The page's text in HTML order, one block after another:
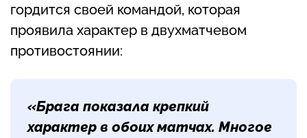
гордится своей командой, которая
проявила характер в двухматчевом
противостоянии:
«Брага показала крепкий
характер в обоих матчах. Многое